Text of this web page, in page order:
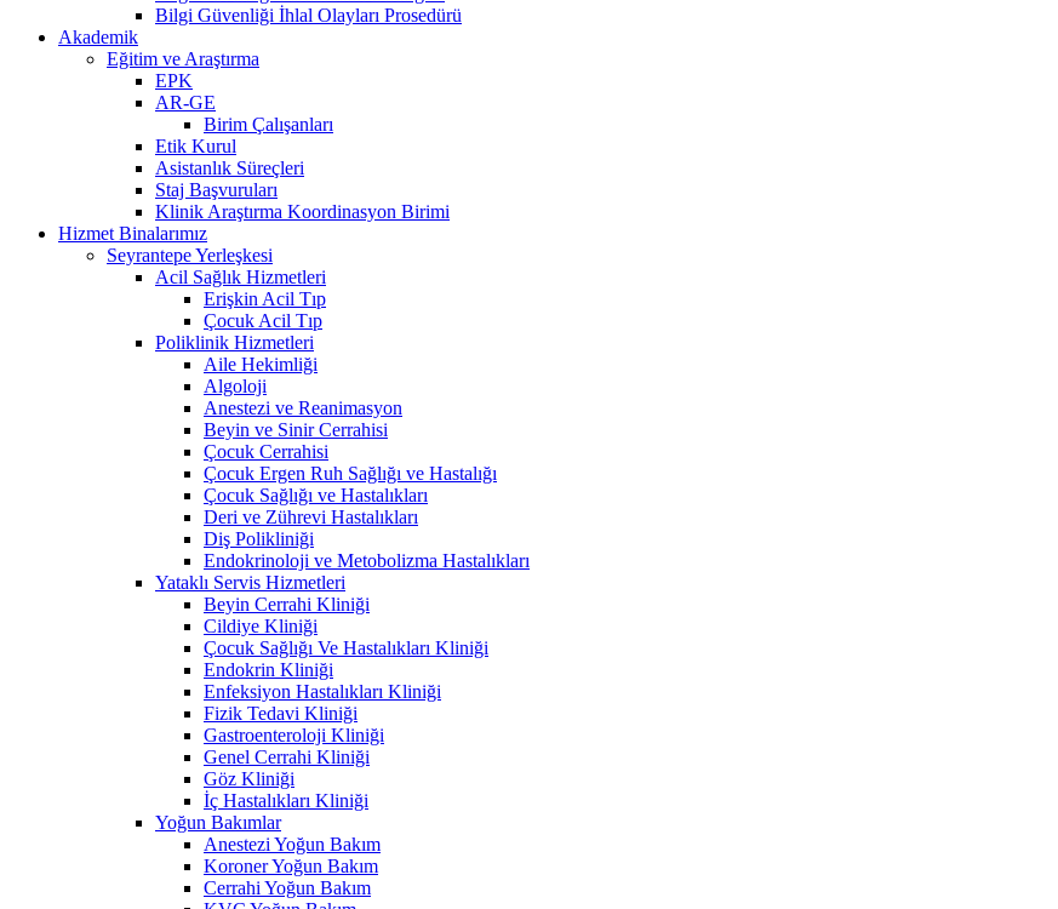
Bilgi Güvenliği İhlal Olayları Prosedürü
Akademik
Eğitim ve Araştırma
EPK
AR-GE
Birim Çalışanları
Etik Kurul
Asistanlık Süreçleri
Staj Başvuruları
Klinik Araştırma Koordinasyon Birimi
Hizmet Binalarımız
Seyrantepe Yerleşkesi
Acil Sağlık Hizmetleri
Erişkin Acil Tıp
Çocuk Acil Tıp
Poliklinik Hizmetleri
Aile Hekimliği
Algoloji
Anestezi ve Reanimasyon
Beyin ve Sinir Cerrahisi
Çocuk Cerrahisi
Çocuk Ergen Ruh Sağlığı ve Hastalığı
Çocuk Sağlığı ve Hastalıkları
Deri ve Zührevi Hastalıkları
Diş Polikliniği
Endokrinoloji ve Metobolizma Hastalıkları
Yataklı Servis Hizmetleri
Beyin Cerrahi Kliniği
Cildiye Kliniği
Çocuk Sağlığı Ve Hastalıkları Kliniği
Endokrin Kliniği
Enfeksiyon Hastalıkları Kliniği
Fizik Tedavi Kliniği
Gastroenteroloji Kliniği
Genel Cerrahi Kliniği
Göz Kliniği
İç Hastalıkları Kliniği
Yoğun Bakımlar
Anestezi Yoğun Bakım
Koroner Yoğun Bakım
Cerrahi Yoğun Bakım